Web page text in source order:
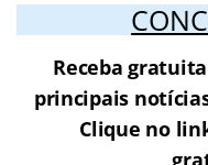
Receba
principais
Clique no